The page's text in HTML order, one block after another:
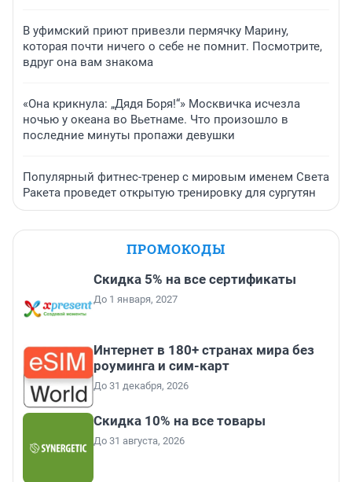
В уфимский приют привезли пермячку Марину,
которая почти ничего о себе не помнит. Посмотрите,
вдруг она вам знакома
«Она крикнула: „Дядя Боря!“» Москвичка исчезла
ночью у океана во Вьетнаме. Что произошло в
последние минуты пропажи девушки
Популярный фитнес-тренер с мировым именем Света
Ракета проведет открытую тренировку для сургутян
ПРОМОКОДЫ
Скидка 5% на все сертификаты
До 1 января, 2027
Интернет в 180+ странах мира без
роуминга и сим-карт
До 31 декабря, 2026
Скидка 10% на все товары
До 31 августа, 2026